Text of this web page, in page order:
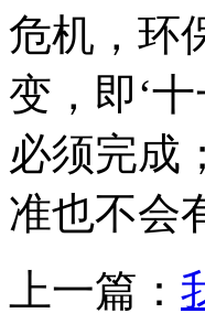
危机，环
变，即‘
必须完成
准也不会
上一篇：